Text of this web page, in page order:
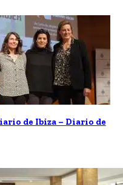
de Ibiza – Diario de